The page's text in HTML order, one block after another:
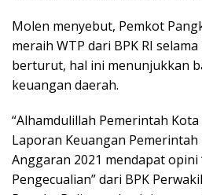
Molen menyebut, Pemkot
meraih WTP dari BPK RI
berturut, hal ini menunjukkan
keuangan daerah.
“Alhamdulillah Pemerintah
Laporan Keuangan Pemerintah
Anggaran 2021 mendapat opini
Pengecualian” dari BPK